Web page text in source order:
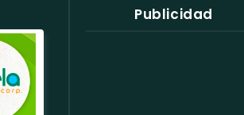
Publicidad